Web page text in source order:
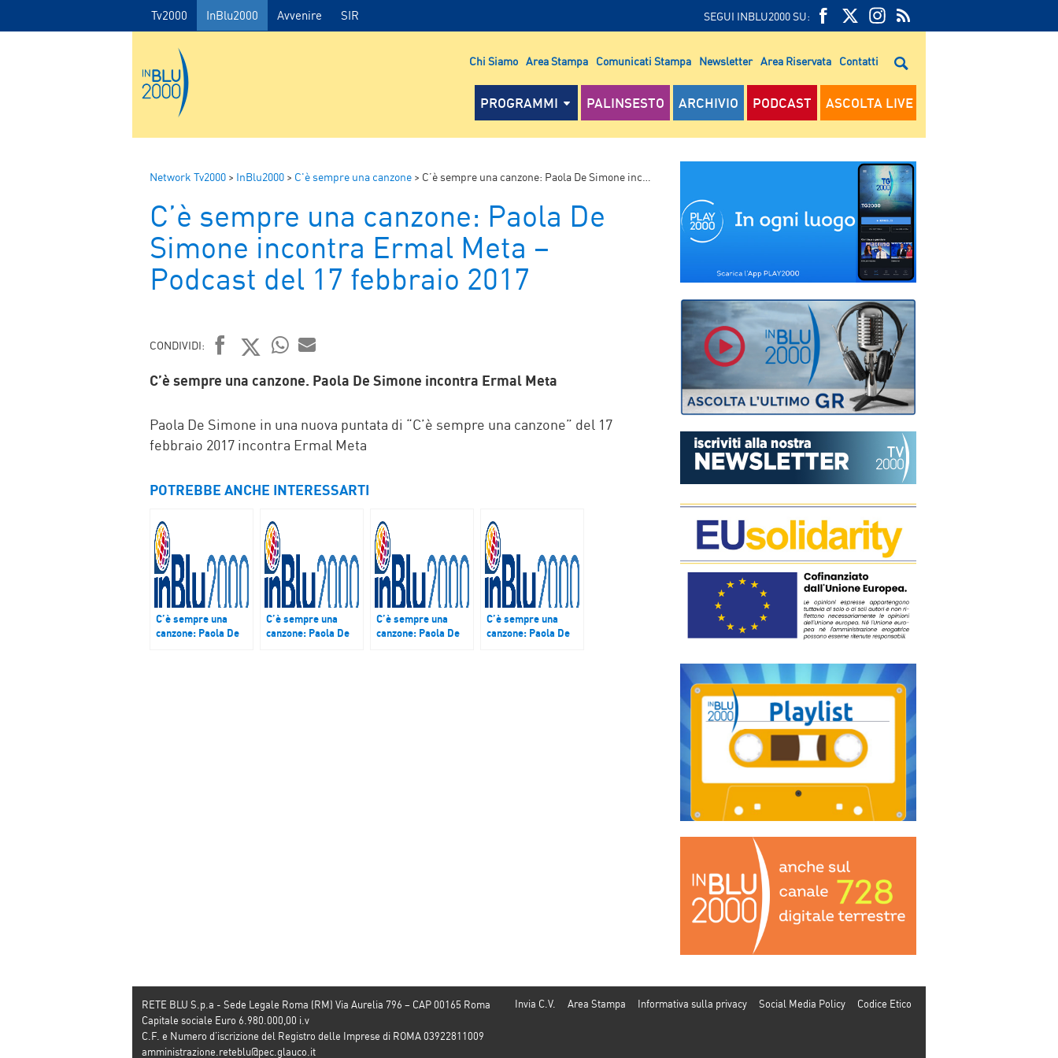
Tv2000 InBlu2000 Avvenire SIR SEGUI INBLU2000 SU:
FEED
RSS
RSS
Chi Siamo Area Stampa Comunicati Stampa Newsletter Area Riservata Contatti
PROGRAMMI PALINSESTO ARCHIVIO PODCAST ASCOLTA LIVE
Network Tv2000 > InBlu2000 > C'è sempre una canzone > C’è sempre una canzone: Paola De Simone incontra Ermal Meta – Podcast del 17 febbraio 2017
C’è sempre una canzone: Paola De
Simone incontra Ermal Meta –
Podcast del 17 febbraio 2017
CONDIVIDI:
FACEBOOK
TWITTER
WHATSAPP
MAIL
C’è sempre una canzone. Paola De Simone incontra Ermal Meta
Paola De Simone in una nuova puntata di “C’è sempre una canzone” del 17
febbraio 2017 incontra Ermal Meta
POTREBBE ANCHE INTERESSARTI
C’è sempre una
canzone: Paola De
C’è sempre una
canzone: Paola De
C’è sempre una
canzone: Paola De
C’è sempre una
canzone: Paola De
Invia C.V. Area Stampa Informativa sulla privacy Social Media Policy Codice Etico
RETE BLU S.p.a - Sede Legale Roma (RM) Via Aurelia 796 – CAP 00165 Roma
Capitale sociale Euro 6.980.000,00 i.v
C.F. e Numero d’iscrizione del Registro delle Imprese di ROMA 03922811009
amministrazione.reteblu@pec.glauco.it